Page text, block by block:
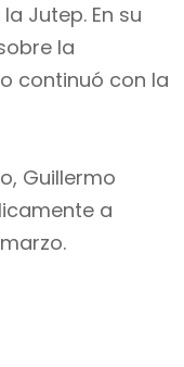
Jutep. En su
la
continuó con la
Guillermo
a